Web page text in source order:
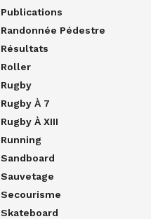
Publications
Randonnée Pédestre
Résultats
Roller
Rugby
Rugby À 7
Rugby À XIII
Running
Sandboard
Sauvetage
Secourisme
Skateboard